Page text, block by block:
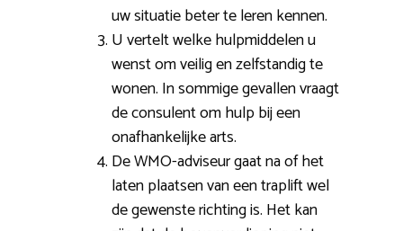
uw situatie beter te leren kennen.
U vertelt welke hulpmiddelen u
wenst om veilig en zelfstandig te
wonen. In sommige gevallen vraagt
de consulent om hulp bij een
onafhankelijke arts.
De WMO-adviseur gaat na of het
laten plaatsen van een traplift wel
de gewenste richting is. Het kan